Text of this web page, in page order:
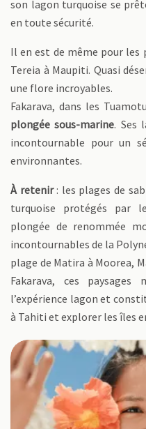
son lagon turquoise se
en toute sécurité.
Il en est de même pour les
Tereia à Maupiti. Quasi
une flore incroyables.
Fakarava, dans les
plongée sous-marine. Ses
incontournable pour un
environnantes.
À retenir: les plages de
turquoise protégés par
plongée de renommée
incontournables de la
plage de Matira à Moorea,
Fakarava, ces paysages
l’expérience lagon et
à Tahiti et explorer les îles